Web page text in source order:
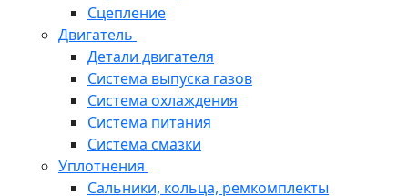
Сцепление
Двигатель
Детали двигателя
Система выпуска газов
Система охлаждения
Система питания
Система смазки
Уплотнения
Сальники, кольца, ремкомплекты